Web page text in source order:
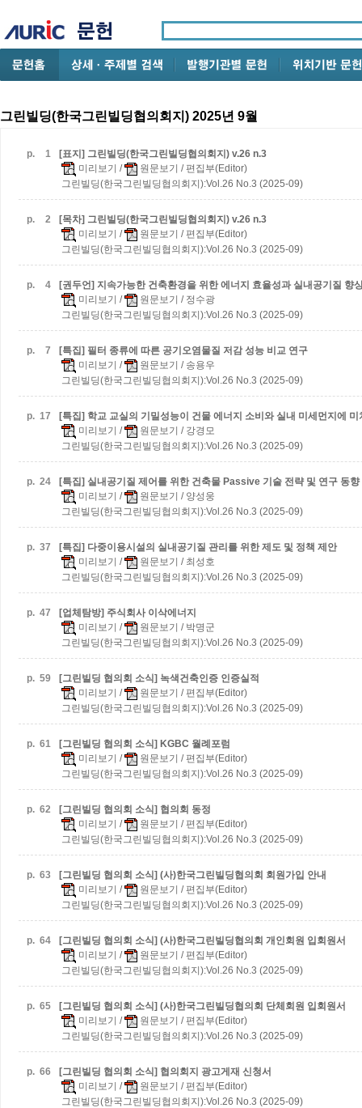
그린빌딩(한국그린빌딩협의회지) 2025년 9월
p. 1
[표지] 그린빌딩(한국그린빌딩협의회지) v.26 n.3
미리보기 / 원문보기 / 편집부(Editor)
그린빌딩(한국그린빌딩협의회지):Vol.26 No.3 (2025-09)
p. 2
[목차] 그린빌딩(한국그린빌딩협의회지) v.26 n.3
미리보기 / 원문보기 / 편집부(Editor)
그린빌딩(한국그린빌딩협의회지):Vol.26 No.3 (2025-09)
p. 4
[권두언] 지속가능한 건축환경을 위한 에너지 효율성과 실내공기질 향
미리보기 / 원문보기 / 정수광
그린빌딩(한국그린빌딩협의회지):Vol.26 No.3 (2025-09)
p. 7
[특집] 필터 종류에 따른 공기오염물질 저감 성능 비교 연구
미리보기 / 원문보기 / 송용우
그린빌딩(한국그린빌딩협의회지):Vol.26 No.3 (2025-09)
p. 17
[특집] 학교 교실의 기밀성능이 건물 에너지 소비와 실내 미세먼지에 미
미리보기 / 원문보기 / 강경모
그린빌딩(한국그린빌딩협의회지):Vol.26 No.3 (2025-09)
p. 24
[특집] 실내공기질 제어를 위한 건축물 Passive 기술 전략 및 연구 동향
미리보기 / 원문보기 / 양성웅
그린빌딩(한국그린빌딩협의회지):Vol.26 No.3 (2025-09)
p. 37
[특집] 다중이용시설의 실내공기질 관리를 위한 제도 및 정책 제안
미리보기 / 원문보기 / 최성호
그린빌딩(한국그린빌딩협의회지):Vol.26 No.3 (2025-09)
p. 47
[업체탐방] 주식회사 이삭에너지
미리보기 / 원문보기 / 박명군
그린빌딩(한국그린빌딩협의회지):Vol.26 No.3 (2025-09)
p. 59
[그린빌딩 협의회 소식] 녹색건축인증 인증실적
미리보기 / 원문보기 / 편집부(Editor)
그린빌딩(한국그린빌딩협의회지):Vol.26 No.3 (2025-09)
p. 61
[그린빌딩 협의회 소식] KGBC 월례포럼
미리보기 / 원문보기 / 편집부(Editor)
그린빌딩(한국그린빌딩협의회지):Vol.26 No.3 (2025-09)
p. 62
[그린빌딩 협의회 소식] 협의회 동정
미리보기 / 원문보기 / 편집부(Editor)
그린빌딩(한국그린빌딩협의회지):Vol.26 No.3 (2025-09)
p. 63
[그린빌딩 협의회 소식] (사)한국그린빌딩협의회 회원가입 안내
미리보기 / 원문보기 / 편집부(Editor)
그린빌딩(한국그린빌딩협의회지):Vol.26 No.3 (2025-09)
p. 64
[그린빌딩 협의회 소식] (사)한국그린빌딩협의회 개인회원 입회원서
미리보기 / 원문보기 / 편집부(Editor)
그린빌딩(한국그린빌딩협의회지):Vol.26 No.3 (2025-09)
p. 65
[그린빌딩 협의회 소식] (사)한국그린빌딩협의회 단체회원 입회원서
미리보기 / 원문보기 / 편집부(Editor)
그린빌딩(한국그린빌딩협의회지):Vol.26 No.3 (2025-09)
p. 66
[그린빌딩 협의회 소식] 협의회지 광고게재 신청서
미리보기 / 원문보기 / 편집부(Editor)
그린빌딩(한국그린빌딩협의회지):Vol.26 No.3 (2025-09)